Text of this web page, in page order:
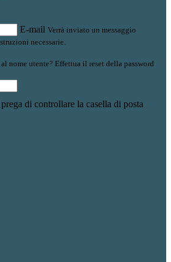
E-mail Verrà inviato un messaggio
necessarie.
nome utente? Effettua il reset della password
di controllare la casella di posta